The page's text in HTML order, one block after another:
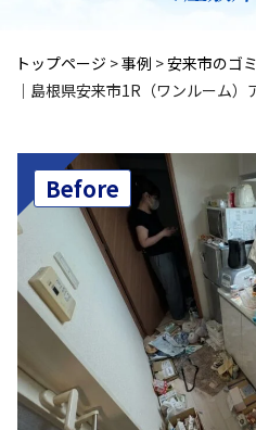
トップページ >事例 >安来市のゴ
｜島根県安来市1R（ワンルーム
Before